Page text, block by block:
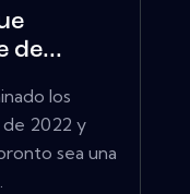
de...
los
de 2022 y
sea una